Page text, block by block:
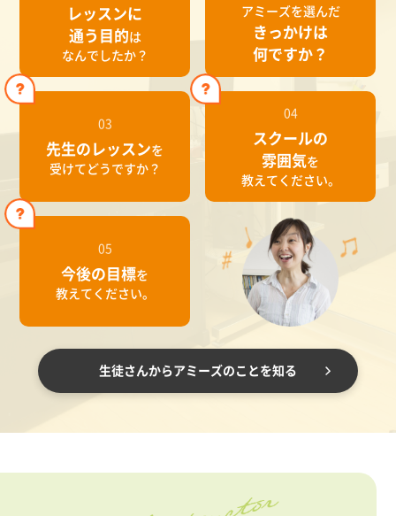
レッスンに
通う目的は
なんでしたか？
アミーズを選んだ
きっかけは
何ですか？
03
先生のレッスンを
受けてどうですか？
04
スクールの
雰囲気を
教えてください。
05
今後の目標を
教えてください。
生徒さんからアミーズのことを知る